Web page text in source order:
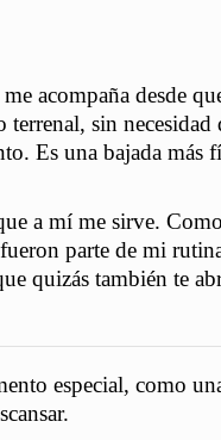
acompaña desde
sin
Es una bajada más
a mí me sirve.
parte de mi
quizás también te
especial, como